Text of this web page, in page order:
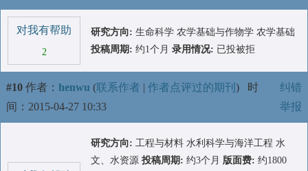
对我有帮助
2
研究方向: 生命科学 农学基础与作物学 农学基础
投稿周期: 约1个月 录用情况: 已投被拒
#10 作者： henwu (联系作者 | 作者点评过的期刊 ) 时
间：2015-04-27 10:33
纠错
举报
研究方向: 工程与材料 水利科学与海洋工程 水
文、水资源 投稿周期: 约3个月 版面费: 约1800